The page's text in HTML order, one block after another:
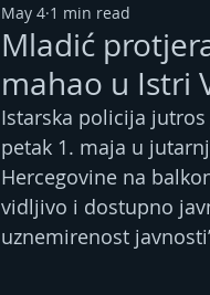
Mladić
mahao u Istri
May 4 1 min read
Istarska policija
petak 1. maja u
Hercegovine na
vidljivo i dostupno
uznemirenost